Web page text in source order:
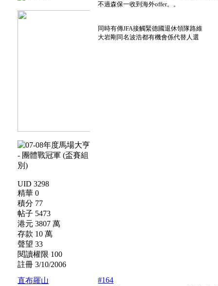
UID 3298
精華 0
積分 77
帖子 5473
港元 3807 萬
存款 10 萬
聲望 33
閱讀權限 100
註冊 3/10/2006
不過森保一收到海外offer。。
同時有傳JFA接觸緊德國退休領隊路維
大岩剛同名波浩都有機會係代替人選
直布羅山
#164